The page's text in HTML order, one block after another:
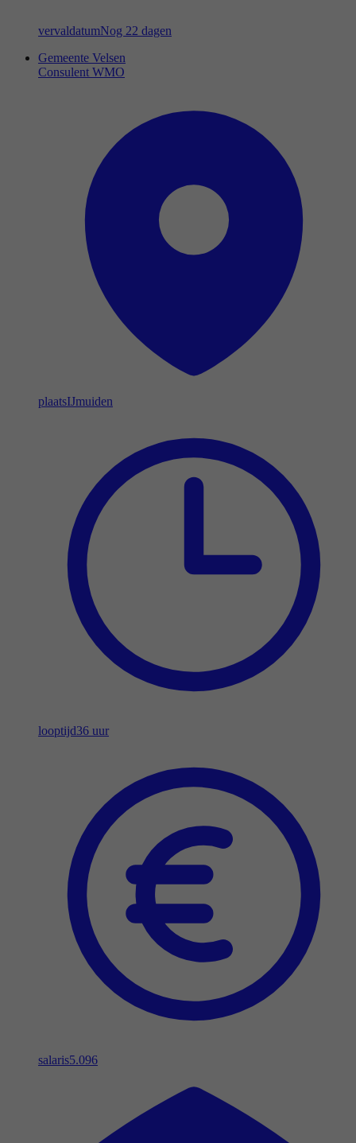
vervaldatumNog 22 dagen
Gemeente Velsen
Consulent WMO
plaatsIJmuiden
looptijd36 uur
salaris5.096